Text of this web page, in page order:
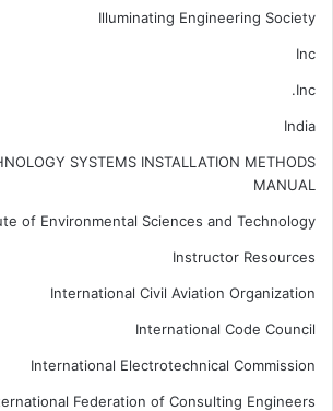
Illuminating Engineering Society
Inc
Inc.
India
SYSTEMS INSTALLATION METHODS
MANUAL
of Environmental Sciences and Technology
Instructor Resources
International Civil Aviation Organization
International Code Council
International Electrotechnical Commission
Federation of Consulting Engineers